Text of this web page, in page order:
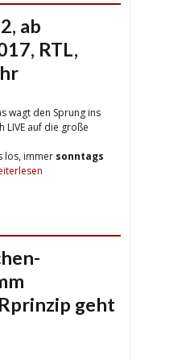
ab
RTL,
wagt den Sprung ins
LIVE auf die große
los, immer sonntags
geht